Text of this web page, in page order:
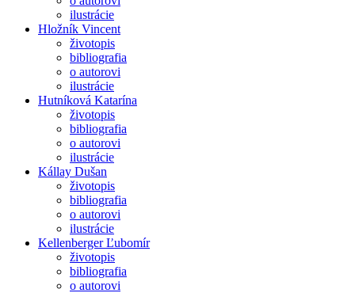
ilustrácie
Hložník Vincent
životopis
bibliografia
o autorovi
ilustrácie
Hutníková Katarína
životopis
bibliografia
o autorovi
ilustrácie
Kállay Dušan
životopis
bibliografia
o autorovi
ilustrácie
Kellenberger Ľubomír
životopis
bibliografia
o autorovi